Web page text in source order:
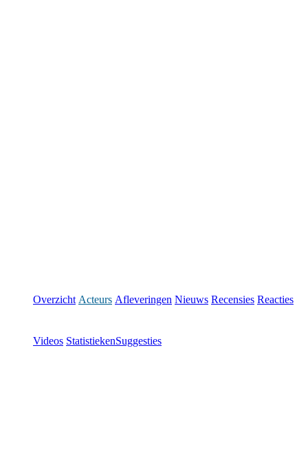
Overzicht Acteurs Afleveringen Nieuws Recensies Reacties
Videos StatistiekenSuggesties